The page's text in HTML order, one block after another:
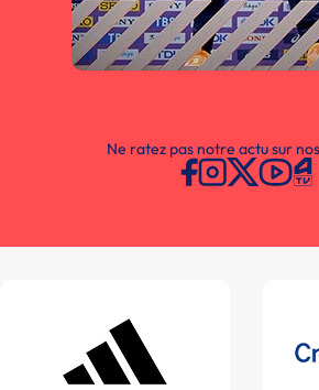
Ne ratez pas notre actu sur